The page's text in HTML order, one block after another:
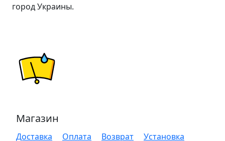
город Украины.
Магазин
Доставка Оплата Возврат Установка